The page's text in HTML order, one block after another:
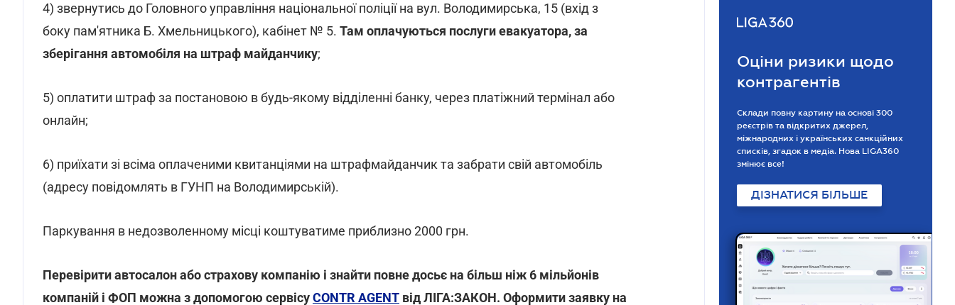
4) звернутись до Головного управління національної поліції на вул. Володимирська, 15 (вхід з
боку пам'ятника Б. Хмельницького), кабінет № 5. Там оплачуються послуги евакуатора, за
зберігання автомобіля на штраф майданчику;
5) оплатити штраф за постановою в будь-якому відділенні банку, через платіжний термінал або
онлайн;
6) приїхати зі всіма оплаченими квитанціями на штрафмайданчик та забрати свій автомобіль
(адресу повідомлять в ГУНП на Володимирській).
Паркування в недозволенному місці коштуватиме приблизно 2000 грн.
Перевірити автосалон або страхову компанію і знайти повне досьє на більш ніж 6 мільйонів
компаній і ФОП можна з допомогою сервісуCONTR AGENT від ЛІГА:ЗАКОН. Оформити заявку на
Оціни ризики щодо
контрагентів
Склади повну картину на основі 300
реєстрів та відкритих джерел,
міжнародних і українських санкційних
списків, згадок в медіа. Нова LIGA360
змінює все!
ДІЗНАТИСЯ БІЛЬШЕ